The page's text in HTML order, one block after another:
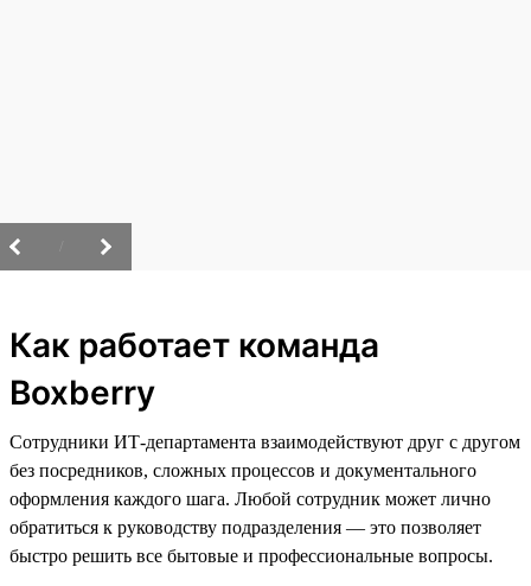
Как работает команда
Boxberry
Сотрудники ИТ-департамента взаимодействуют друг с другом
без посредников, сложных процессов и документального
оформления каждого шага. Любой сотрудник может лично
обратиться к руководству подразделения — это позволяет
быстро решить все бытовые и профессиональные вопросы.